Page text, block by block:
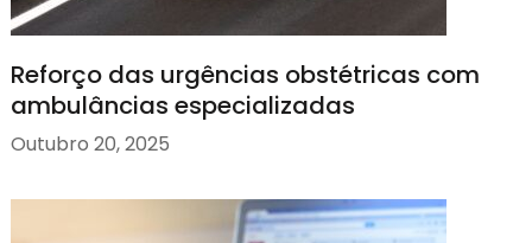
Reforço das urgências obstétricas com
ambulâncias especializadas
Outubro 20, 2025